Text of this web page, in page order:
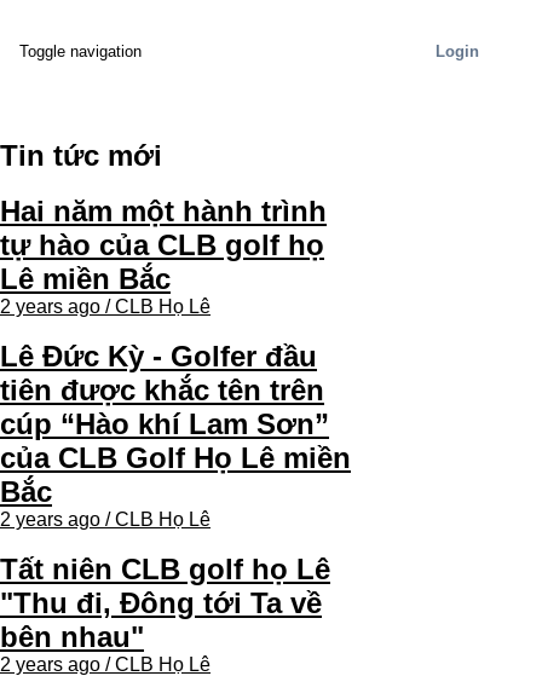
Toggle navigation Login
Tin tức mới
Hai năm một hành trình
tự hào của CLB golf họ
Lê miền Bắc
2 years ago / CLB Họ Lê
Lê Đức Kỳ - Golfer đầu
tiên được khắc tên trên
cúp “Hào khí Lam Sơn”
của CLB Golf Họ Lê miền
Bắc
2 years ago / CLB Họ Lê
Tất niên CLB golf họ Lê
"Thu đi, Đông tới Ta về
bên nhau"
2 years ago / CLB Họ Lê